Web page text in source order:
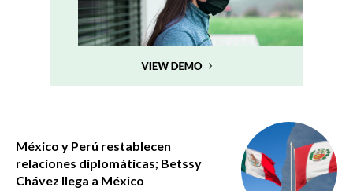
México y Perú restablecen
relaciones diplomáticas; Betssy
Chávez llega a México